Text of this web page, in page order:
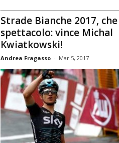
Strade Bianche 2017, che
spettacolo: vince Michal
Kwiatkowski!
Andrea Fragasso - Mar 5, 2017